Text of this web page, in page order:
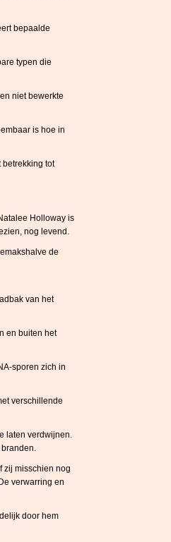
bepaalde
typen die
niet bewerkte
is hoe in
betrekking tot
Holloway is
nog levend.
de
van het
en buiten het
sporen zich in
verschillende
laten verdwijnen.
zij misschien nog
verwarring en
door hem